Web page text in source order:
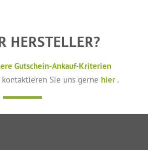
HERSTELLER?
Gutschein-Ankauf-Kriterien
Sie uns gerne hier .